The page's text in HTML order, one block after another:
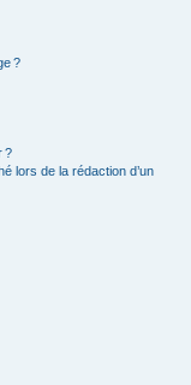
?
?
lors de la rédaction d’un